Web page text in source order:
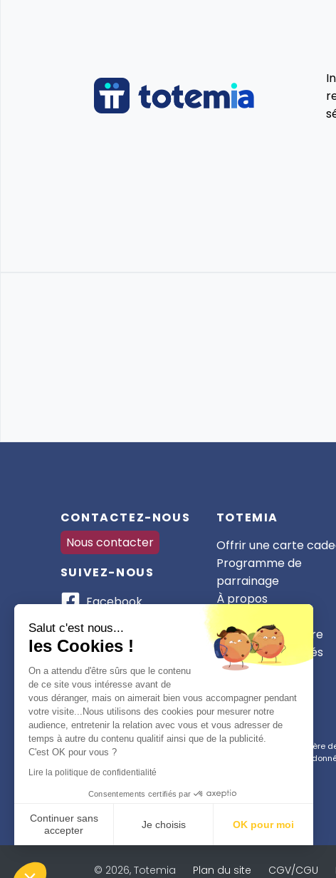
CONTACTEZ-NOUS
Nous contacter
SUIVEZ-NOUS
Facebook
Instagram
WhatsApp
TikTok
TOTEMIA
Offrir une carte
Programme de
parrainage
À propos
Devenir partenaire
CSE et collectivités
Conformément à la réglementation applicable en matière
© 2026, Totemia Plan du site CGV/CGU
Salut c'est nous...
les Cookies !
On a attendu d'être sûrs que le contenu
de ce site vous intéresse avant de
vous déranger, mais on aimerait bien vous accompagner pendant
votre visite...Nous utilisons des cookies pour mesurer notre
audience, entretenir la relation avec vous et vous adresser de
temps à autre du contenu qualitif ainsi que de la publicité.
C'est OK pour vous ?
Lire la politique de confidentialité
Consentements certifiés par
Continuer sans
accepter
Je choisis OK pour moi